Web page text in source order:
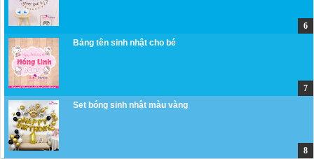
Bảng tên sinh nhật cho bé
Set bóng sinh nhật màu vàng